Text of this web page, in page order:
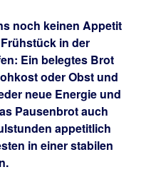
noch keinen Appetit
in der
Ein belegtes Brot
oder Obst und
neue Energie und
Pausenbrot auch
appetitlich
in einer stabilen